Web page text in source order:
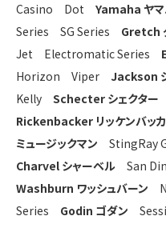
Casino Dot Yamaha ヤ
Series SG Series Gretch
Jet Electromatic Series
Horizon Viper Jackson
Kelly Schecter シェクター
Rickenbacker リッケンバッ
ミュージックマン StingRay
Charvel シャーベル San
Washburn ワッシュバーン
Series Godin ゴダン